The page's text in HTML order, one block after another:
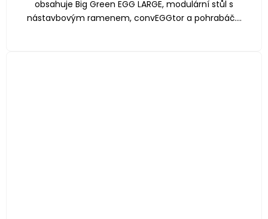
obsahuje Big Green EGG LARGE, modulární stůl s
nástavbovým ramenem, convEGGtor a pohrabáč....